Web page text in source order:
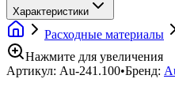
Характеристики
Расходные материалы
Нажмите для увеличения
Артикул: Au-241.100•Бренд: